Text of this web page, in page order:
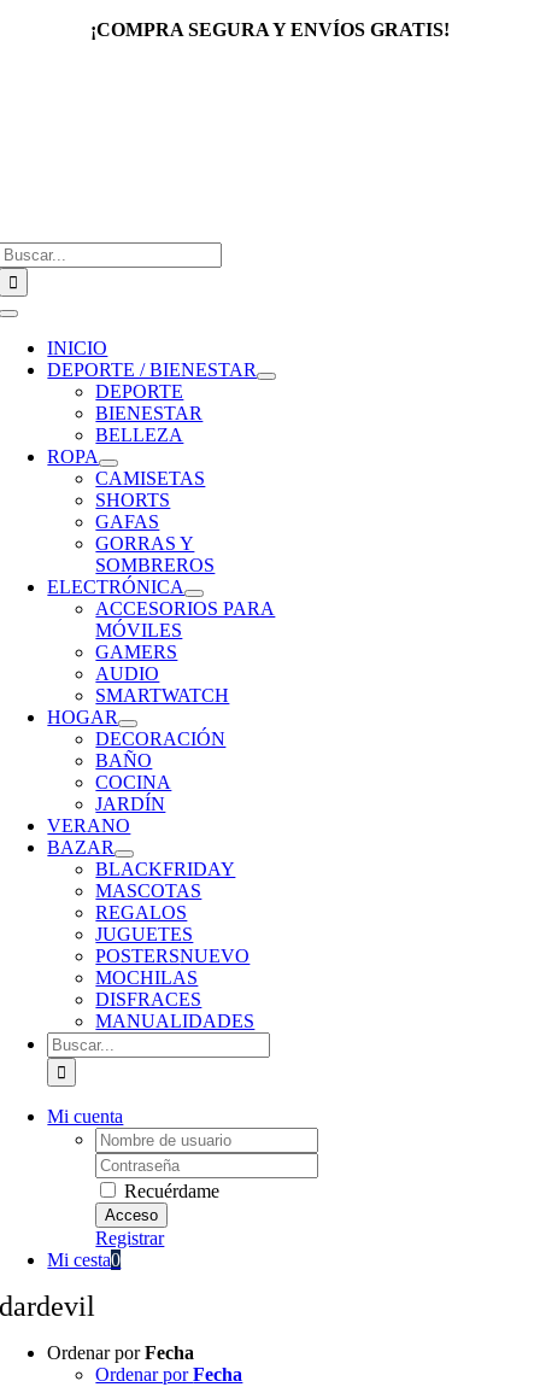
¡COMPRA SEGURA Y ENVÍOS GRATIS!
Toggle
Navigation
INICIO
DEPORTE / BIENESTAR
DEPORTE
BIENESTAR
BELLEZA
ROPA
CAMISETAS
SHORTS
GAFAS
GORRAS Y
SOMBREROS
ELECTRÓNICA
ACCESORIOS PARA
MÓVILES
GAMERS
AUDIO
SMARTWATCH
HOGAR
DECORACIÓN
BAÑO
COCINA
JARDÍN
VERANO
BAZAR
BLACKFRIDAY
MASCOTAS
REGALOS
JUGUETES
POSTERSNUEVO
MOCHILAS
DISFRACES
MANUALIDADES
Buscar:
Mi cuenta
Username:
Password:
Recuérdame
Registrar
Mi cesta0
dardevil
Ordenar porFecha
Ordenar porFecha